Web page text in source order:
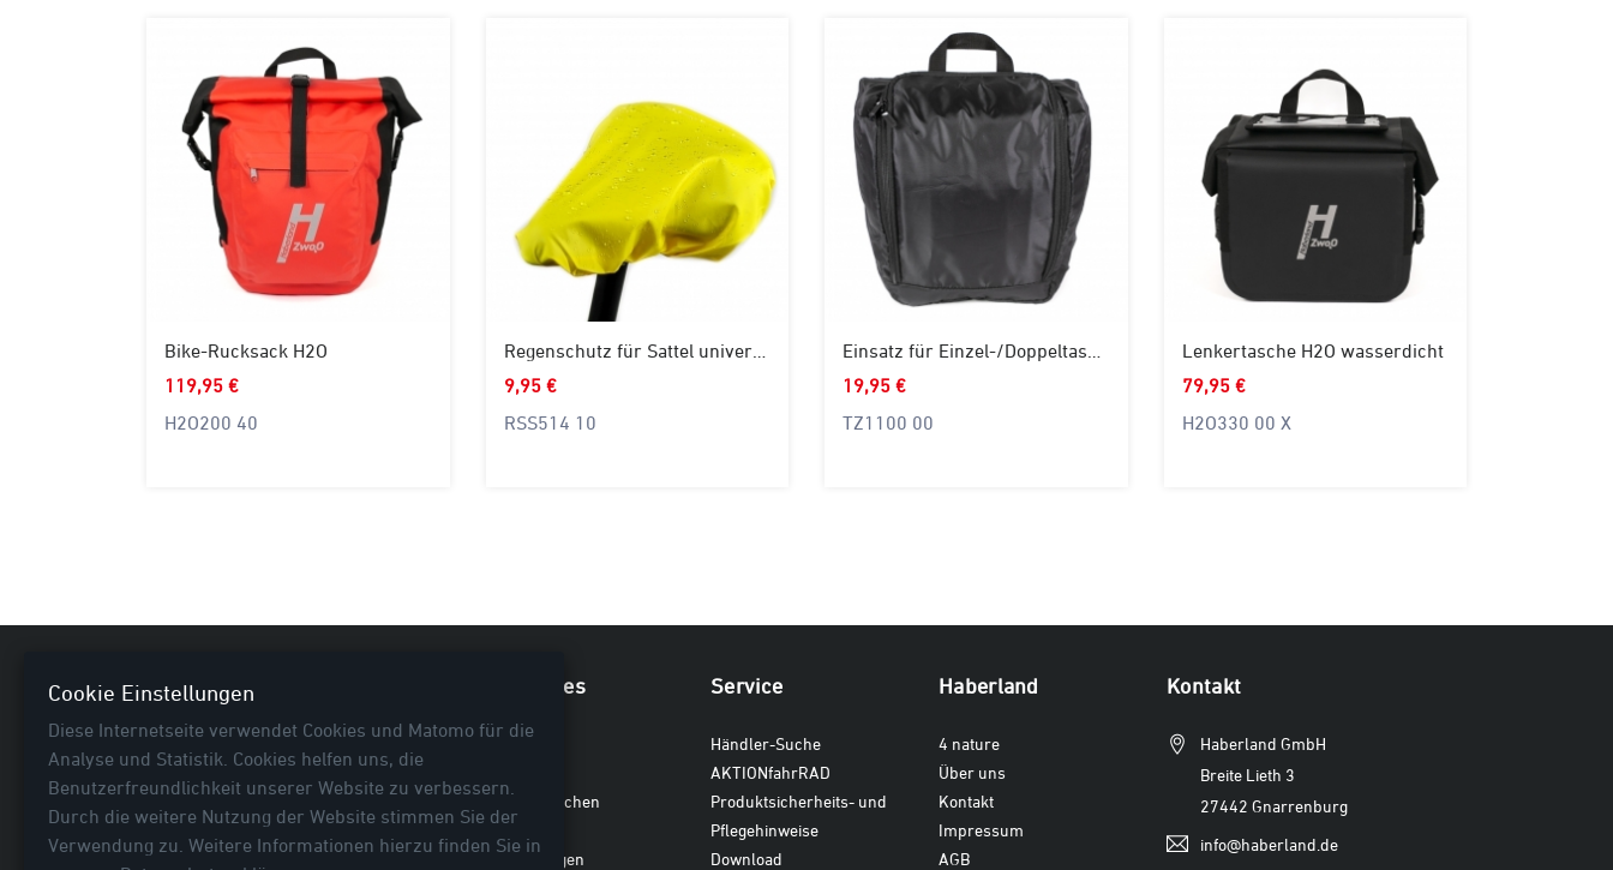
Bike-Rucksack H2O
119,95 €
H2O200 40
Regenschutz für Sattel universal
9,95 €
RSS514 10
19,95 €
TZ1100 00
Lenkertasche H2O wasserdicht
79,95 €
H2O330 00 X
... mehr als Fahrradtaschen!
Nützliches
Neuheiten
Fahrradtaschen
Rubriken
Befestigungen
Service
Händler-Suche
AKTIONfahrRAD
Produktsicherheits- und
Pflegehinweise
Download
Haberland
4 nature
Über uns
Kontakt
Impressum
AGB
Kontakt
Haberland GmbH
Breite Lieth 3
27442 Gnarrenburg
info@haberland.de
Cookie Einstellungen
Diese Internetseite verwendet Cookies und Matomo für die
Analyse und Statistik. Cookies helfen uns, die
Benutzerfreundlichkeit unserer Website zu verbessern.
Durch die weitere Nutzung der Website stimmen Sie der
Verwendung zu. Weitere Informationen hierzu finden Sie in